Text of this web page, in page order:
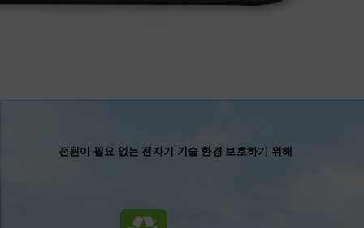
전원이 필요 없는 전자기 기술 환경 보호하기 위해